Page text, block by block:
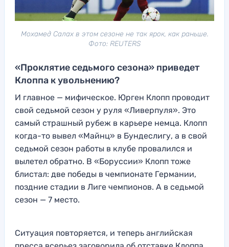
Мохамед Салах в этом сезоне не так ярок, как раньше.
Фото: REUTERS
«Проклятие седьмого сезона» приведет
Клоппа к увольнению?
И главное — мифическое. Юрген Клопп проводит
свой седьмой сезон у руля «Ливерпуля». Это
самый страшный рубеж в карьере немца. Клопп
когда-то вывел «Майнц» в Бундеслигу, а в свой
седьмой сезон работы в клубе провалился и
вылетел обратно. В «Боруссии» Клопп тоже
блистал: две победы в чемпионате Германии,
поздние стадии в Лиге чемпионов. А в седьмой
сезон — 7 место.
Ситуация повторяется, и теперь английская